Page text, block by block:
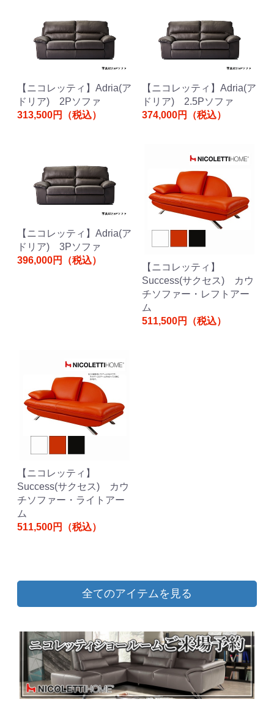
【ニコレッティ】Adria(ア
ドリア) 2Pソファ
313,500円（税込）
【ニコレッティ】Adria(ア
ドリア) 2.5Pソファ
374,000円（税込）
【ニコレッティ】Adria(ア
ドリア) 3Pソファ
396,000円（税込）
【ニコレッティ】
Success(サクセス) カウ
チソファー・レフトアー
ム
511,500円（税込）
【ニコレッティ】
Success(サクセス) カウ
チソファー・ライトアー
ム
511,500円（税込）
全てのアイテムを見る